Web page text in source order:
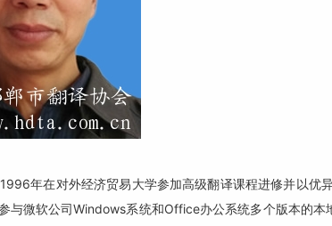
年在对外经济贸易大学参加高级翻译课程进修并以优
微软公司Windows系统和Office办公系统多个版本的本